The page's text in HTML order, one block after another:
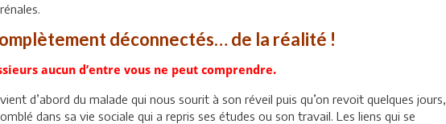
déconnectés… de la réalité !
aucun d’entre vous ne peut comprendre.
d’abord du malade qui nous sourit à son réveil puis qu’on revoit quelques jours,
dans sa vie sociale qui a repris ses études ou son travail. Les liens qui se